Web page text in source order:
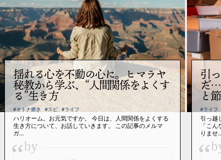
揺れる心を不動の心に。ヒマラヤ
秘教から学ぶ、“人間関係をよくす
る”生き方
#オトナ磨き #スピ #ライフ
ハリオーム。お元気ですか。 今日は、人間関係をよくする
生き方について、お話していきます。 この記事のメルマ
ガ...
by
引
だ…
と
#ライフ
引っ越
「こ
りませ